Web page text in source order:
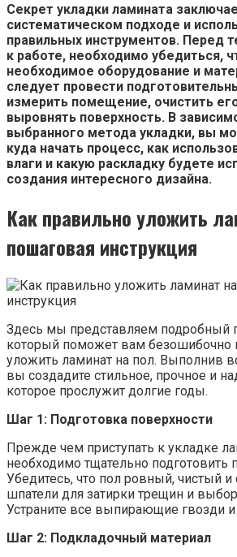
Секрет укладки ламината
систематическом подходе и
правильных инструментов. Перед
к работе, необходимо убедиться,
необходимое оборудование и
следует провести
измерить помещение, очистить
выровнять поверхность. В
выбранного метода укладки, вы
куда начать процесс, как
влаги и какую раскладку будете
создания интересного дизайна.
Как правильно уложить
пошаговая инструкция
Здесь мы представляем подробный
который поможет вам безошибочно
уложить ламинат на пол. Выполнив
вы создадите стильное, прочное и
которое прослужит долгие годы.
Шаг 1: Подготовка поверхности
Прежде чем приступать к укладке
необходимо тщательно подготовить
Убедитесь, что пол ровный, чистый и
шпатели для затирки трещин и
Устраните все выпирающие гвозди
Шаг 2: Подкладочный материал